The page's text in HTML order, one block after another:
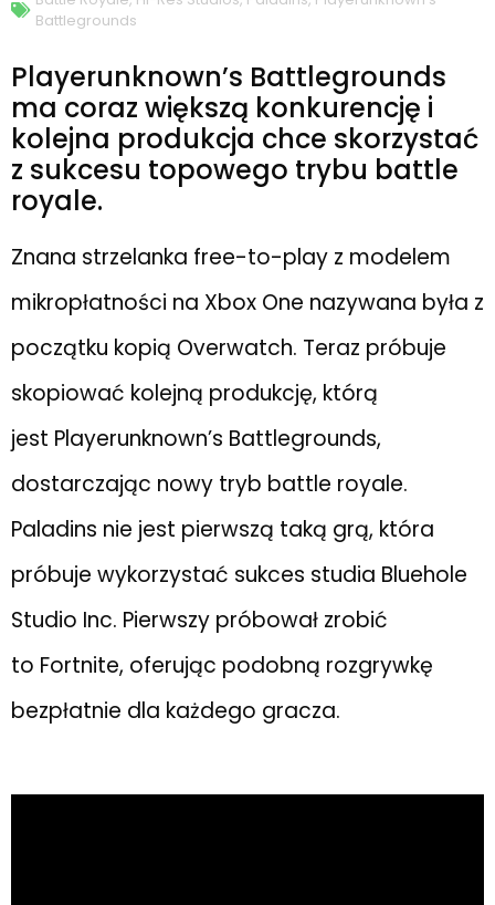
Battlegrounds
Playerunknown’s Battlegrounds
ma coraz większą konkurencję i
kolejna produkcja chce skorzystać
z sukcesu topowego trybu battle
royale.
Znana strzelanka free-to-play z modelem
mikropłatności na Xbox One nazywana była z
początku kopią Overwatch. Teraz próbuje
skopiować kolejną produkcję, którą
jest Playerunknown’s Battlegrounds,
dostarczając nowy tryb battle royale.
Paladins nie jest pierwszą taką grą, która
próbuje wykorzystać sukces studia Bluehole
Studio Inc. Pierwszy próbował zrobić
to Fortnite, oferując podobną rozgrywkę
bezpłatnie dla każdego gracza.